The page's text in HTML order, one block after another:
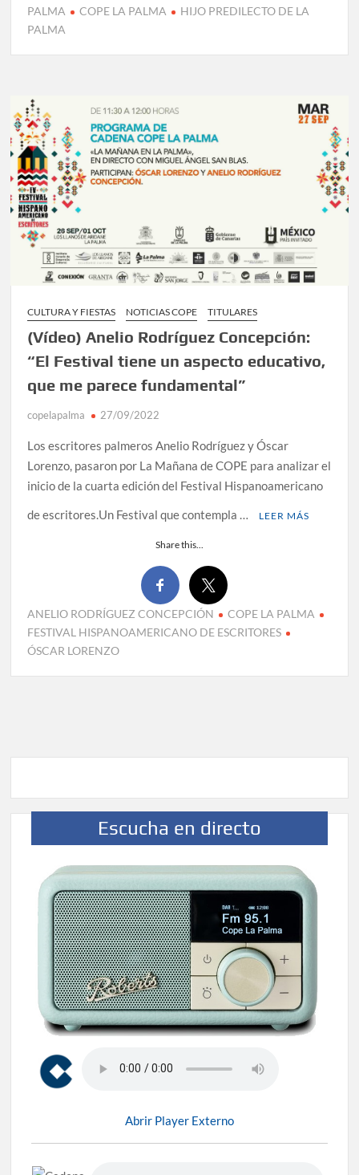
PALMA
COPE LA PALMA
HIJO PREDILECTO DE LA
PALMA
CULTURA Y FIESTAS NOTICIAS COPE TITULARES
(Vídeo) Anelio Rodríguez Concepción:
“El Festival tiene un aspecto educativo,
que me parece fundamental”
copelapalma 27/09/2022
Los escritores palmeros Anelio Rodríguez y Óscar
Lorenzo, pasaron por La Mañana de COPE para analizar el
inicio de la cuarta edición del Festival Hispanoamericano
de escritores.Un Festival que contempla …
LEER MÁS
Share this...
ANELIO RODRÍGUEZ CONCEPCIÓN
COPE LA PALMA
FESTIVAL HISPANOAMERICANO DE ESCRITORES
ÓSCAR LORENZO
Escucha en directo
Abrir Player Externo